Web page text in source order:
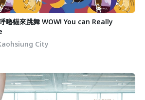
嚕貓來跳舞 WOW! You can Really
City